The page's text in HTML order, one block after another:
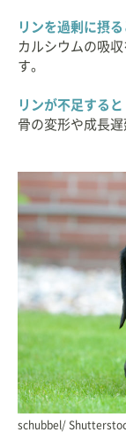
リンを過剰に摂る
カルシウムの吸
す。
リンが不足すると
骨の変形や成長遅
schubbel/